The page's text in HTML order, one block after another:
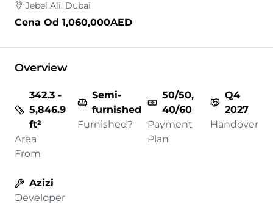
Jebel Ali, Dubai
Cena Od 1,060,000AED
Overview
342.3 -
5,846.9
ft²
Area
From
Semi-
furnished
Furnished?
50/50,
40/60
Payment
Plan
Q4
2027
Handover
Azizi
Developer